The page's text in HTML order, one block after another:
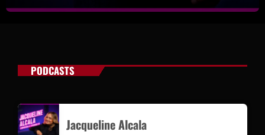
PODCASTS
Jacqueline Alcala